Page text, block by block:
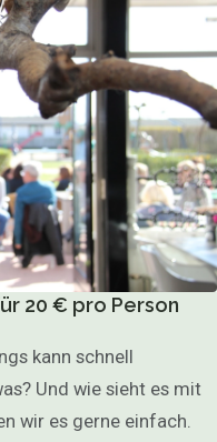
20 € pro Person
kann schnell
Und wie sieht es mit
wir es gerne einfach.